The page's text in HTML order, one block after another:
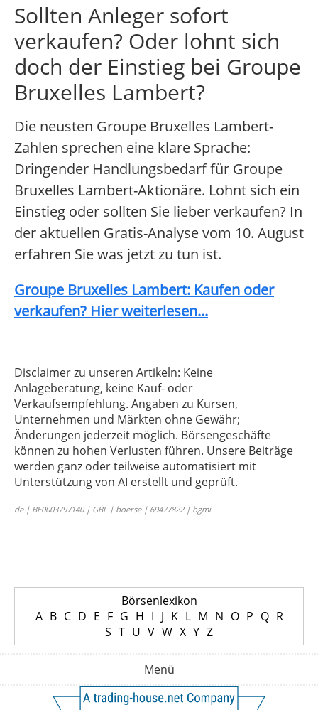
Sollten Anleger sofort
verkaufen? Oder lohnt sich
doch der Einstieg bei Groupe
Bruxelles Lambert?
Die neusten Groupe Bruxelles Lambert-
Zahlen sprechen eine klare Sprache:
Dringender Handlungsbedarf für Groupe
Bruxelles Lambert-Aktionäre. Lohnt sich ein
Einstieg oder sollten Sie lieber verkaufen? In
der aktuellen Gratis-Analyse vom 10. August
erfahren Sie was jetzt zu tun ist.
Groupe Bruxelles Lambert: Kaufen oder
verkaufen? Hier weiterlesen...
Disclaimer zu unseren Artikeln: Keine
Anlageberatung, keine Kauf- oder
Verkaufsempfehlung. Angaben zu Kursen,
Unternehmen und Märkten ohne Gewähr;
Änderungen jederzeit möglich. Börsengeschäfte
können zu hohen Verlusten führen. Unsere Beiträge
werden ganz oder teilweise automatisiert mit
Unterstützung von AI erstellt und geprüft.
de | BE0003797140 | GBL | boerse | 69477822 | bgmi
Börsenlexikon
A B C D E F G H I J K L M N O P Q R
S T U V W X Y Z
Menü